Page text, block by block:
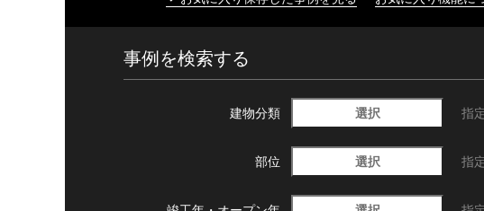
事例を検索する
建物分類 選択 指
部位 選択 指